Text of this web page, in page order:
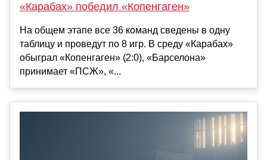
«Карабах» победил «Копенгаген»
На общем этапе все 36 команд сведены в одну
таблицу и проведут по 8 игр. В среду «Карабах»
обыграл «Копенгаген» (2:0), «Барселона»
принимает «ПСЖ», «...